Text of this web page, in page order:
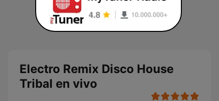
Electro Remix Disco House
Tribal en vivo